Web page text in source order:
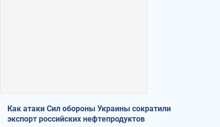
Как атаки Сил обороны Украины сократили
экспорт российских нефтепродуктов